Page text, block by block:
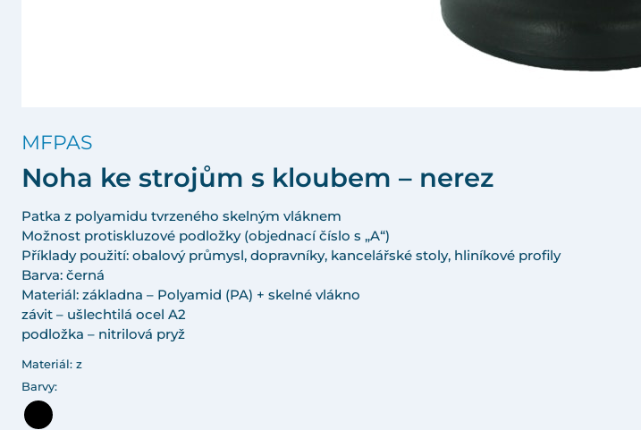
MFPAS
Noha ke strojům s kloubem – nerez
Patka z polyamidu tvrzeného skelným vláknem
Možnost protiskluzové podložky (objednací číslo s „A“)
Příklady použití: obalový průmysl, dopravníky, kancelářské stoly, hliníkové profily
Barva: černá
Materiál: základna – Polyamid (PA) + skelné vlákno
závit – ušlechtilá ocel A2
podložka – nitrilová pryž
Materiál: z
Barvy: